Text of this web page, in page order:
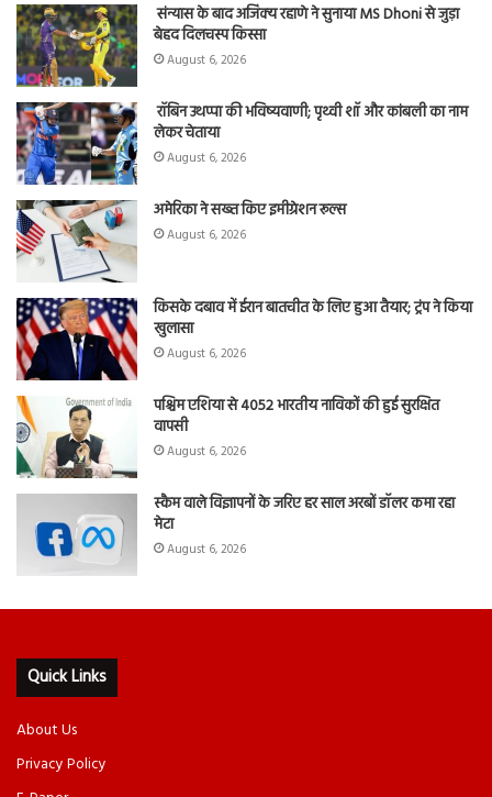
संन्यास के बाद अजिंक्‍य रहाणे ने सुनाया MS Dhoni से जुड़ा
बेहद दिलचस्प किस्सा
August 6, 2026
रॉबिन उथप्पा की भविष्यवाणी; पृथ्वी शॉ और कांबली का नाम
लेकर चेताया
August 6, 2026
अमेरिका ने सख्त किए इमीग्रेशन रूल्स
August 6, 2026
किसके दबाव में ईरान बातचीत के लिए हुआ तैयार; ट्रंप ने किया
खुलासा
August 6, 2026
पश्चिम एशिया से 4052 भारतीय नाविकों की हुई सुरक्षित
वापसी
August 6, 2026
स्कैम वाले विज्ञापनों के जरिए हर साल अरबों डॉलर कमा रहा
मेटा
August 6, 2026
Quick Links
About Us
Privacy Policy